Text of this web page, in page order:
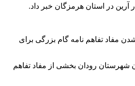
در استان هرمزگان خبر داد.
مفاد تفاهم نامه گام بزرگی برای
شهرستان رودان بخشی از مفاد تفاهم